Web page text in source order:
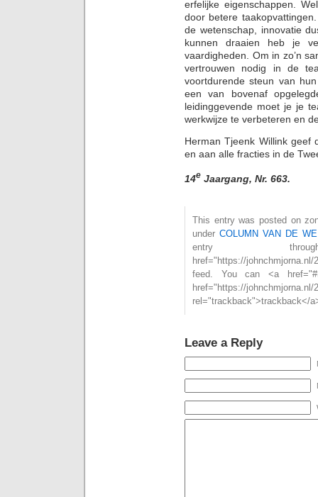
erfelijke eigenschappen.
door betere
de wetenschap, innovatie
kunnen draaien heb je
vaardigheden. Om in zo’n
vertrouwen nodig in de
voortdurende steun van
een van bovenaf
leidinggevende moet je je
werkwijze te verbeteren en
Herman Tjeenk Willink geef
en aan alle fracties in de
14e Jaargang, Nr. 663.
This entry was posted on
under COLUMN VAN DE
entry
href="https://
feed. You can <a
href="https://
rel="trackback">trackback</
Leave a Reply